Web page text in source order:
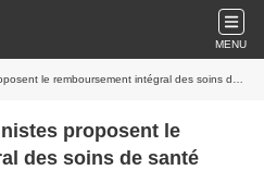
MENU
intégral des soins de santé dans une proposition de loi
proposent le
des soins de santé